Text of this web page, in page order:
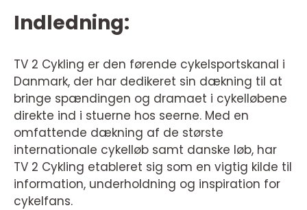
Indledning:
TV 2 Cykling er den førende cykelsportskanal i
Danmark, der har dedikeret sin dækning til at
bringe spændingen og dramaet i cykelløbene
direkte ind i stuerne hos seerne. Med en
omfattende dækning af de største
internationale cykelløb samt danske løb, har
TV 2 Cykling etableret sig som en vigtig kilde til
information, underholdning og inspiration for
cykelfans.